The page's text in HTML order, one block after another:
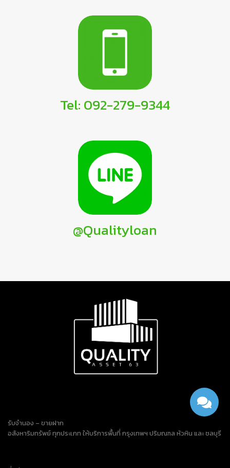
Tel: 092-279-9344
@Qualityloan
รับจำนอง – ขายฝาก
อสังหาริมทรัพย์ ทุกประเภท ให้บริการพื้นที่ กรุงเทพฯ ปริมณฑล หัวหิน และ ชลบุรี